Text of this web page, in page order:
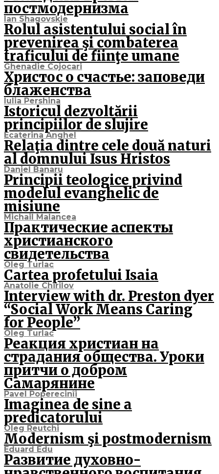
постмодернизма
Ian Shagovskie
Rolul asistentului social în
prevenirea şi combaterea
traficului de fiinţe umane
Ghenadie Cojocari
Христос о счастье: заповеди
блаженства
Iulia Pershina
Istoricul dezvoltării
principiilor de slujire
Ecaterina Anghel
Relaţia dintre cele două naturi
al domnului Isus Hristos
Daniel Banaru
Principii teologice privind
modelul evanghelic de
misiune
Michail Malancea
Практические аспекты
христианского
свидетельства
Oleg Turlac
Cartea profetului Isaia
Anatolie Chirilov
Interview with dr. Preston dyer
“Social Work Means Caring
for People”
Oleg Turlac
Реакция христиан на
страдания общества. Уроки
притчи о добром
Cамарянине
Pavel Poperecinîi
Imaginea de sine a
predicatorului
Oleg Reutchi
Modernism şi postmodernism
Eduard Edu
Развитие духовно-